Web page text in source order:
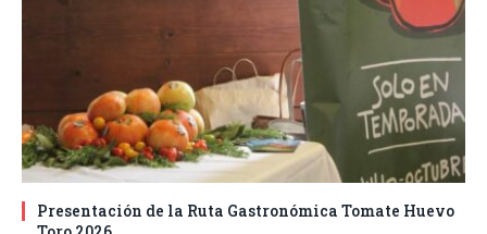
Presentación de la Ruta Gastronómica Tomate Huevo